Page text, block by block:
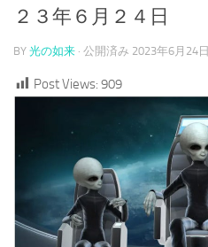
２３年６月２４日
BY 光の如来 · 公開済み 2023年6月24日
Post Views: 909